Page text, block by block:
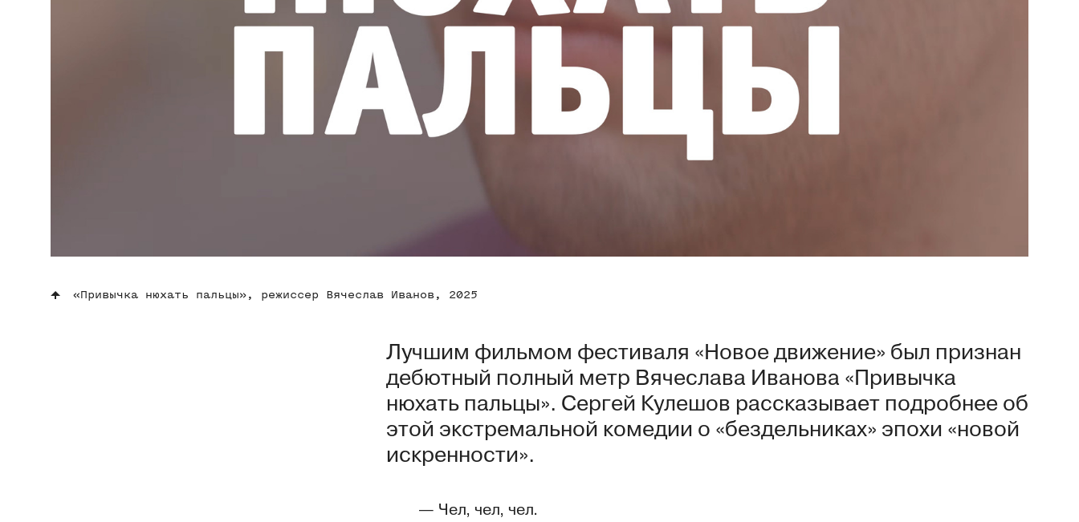
«Привычка нюхать пальцы», режиссер Вячеслав Иванов, 2025
Лучшим фильмом фестиваля «Новое движение» был признан
дебютный полный метр Вячеслава Иванова «Привычка
нюхать пальцы». Сергей Кулешов рассказывает подробнее об
этой экстремальной комедии о «бездельниках» эпохи «новой
искренности».
— Чел, чел, чел.